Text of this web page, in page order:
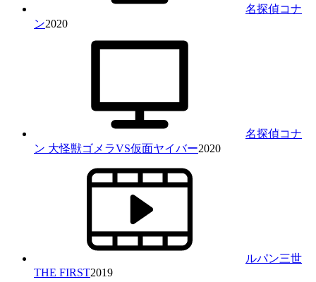
名探偵コナ
ン2020
名探偵コナ
ン 大怪獣ゴメラVS仮面ヤイバー2020
ルパン三世
THE FIRST2019